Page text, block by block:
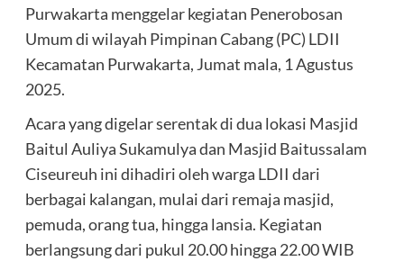
Purwakarta menggelar kegiatan Penerobosan
Umum di wilayah Pimpinan Cabang (PC) LDII
Kecamatan Purwakarta, Jumat mala, 1 Agustus
2025.
Acara yang digelar serentak di dua lokasi Masjid
Baitul Auliya Sukamulya dan Masjid Baitussalam
Ciseureuh ini dihadiri oleh warga LDII dari
berbagai kalangan, mulai dari remaja masjid,
pemuda, orang tua, hingga lansia. Kegiatan
berlangsung dari pukul 20.00 hingga 22.00 WIB